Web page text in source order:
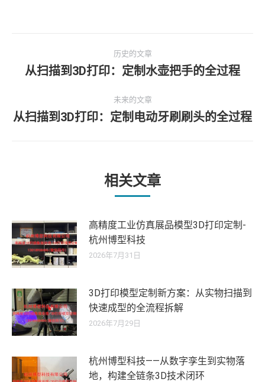
章
航
历史的文章
历
的
文
从扫描到3D打印：定制水壶把手的全过程
未来的文章
未
章：
从扫描到3D打印：定制电动牙刷刷头的全过程
相关文章
高精度工业仿真展品模型3D打印定制-
杭州博型科技
2026年7月31日
3D打印模型定制新方案：从实物扫描到
快速成型的全流程拆解
2026年7月29日
杭州博型科技——从数字孪生到实物落
地，构建全链条3D技术闭环